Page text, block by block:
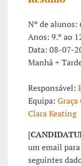
Nº de alunos:
Anos: 9.º ao
Data: 08-07-
Manhã +
Responsável:
Equipa:
Clara Keating
[
um email para
seguintes